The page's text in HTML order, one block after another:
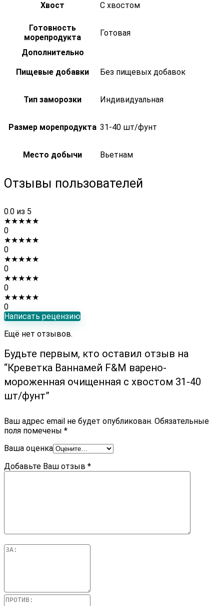
Хвост С хвостом
Готовность
морепродукта
Готовая
Дополнительно
Пищевые добавки Без пищевых добавок
Тип заморозки Индивидуальная
Размер морепродукта 31-40 шт/фунт
Место добычи Вьетнам
Отзывы пользователей
0.0 из 5
★★★★★
0
★★★★★
0
★★★★★
0
★★★★★
0
★★★★★
0
Написать рецензию
Ещё нет отзывов.
Будьте первым, кто оставил отзыв на
“Креветка Ваннамей F&M варено-
мороженная очищенная с хвостом 31-40
шт/фунт”
Ваш адрес email не будет опубликован. Обязательные
поля помечены *
Ваша оценка
Добавьте Ваш отзыв *